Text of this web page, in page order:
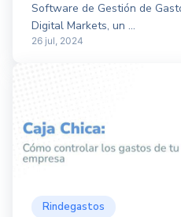
Software de Gestión de
Digital Markets, un ...
26 jul, 2024
Rindegastos